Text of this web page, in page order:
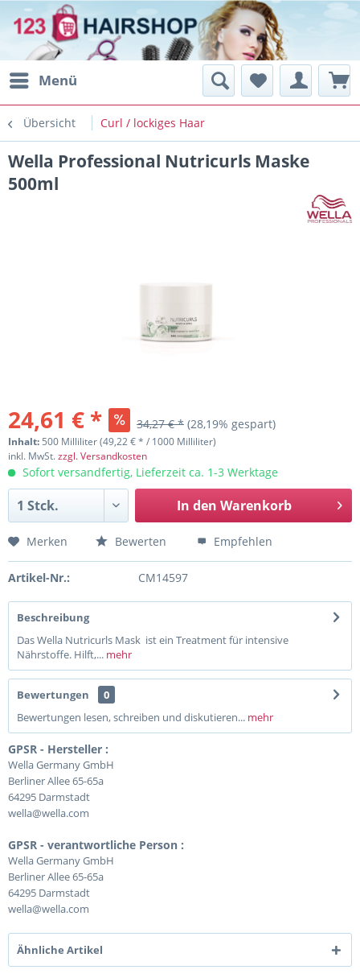
Menü
Übersicht Curl / lockiges Haar
Wella Professional Nutricurls Maske
500ml
24,61 € * 34,27 € * (28,19% gespart)
Inhalt: 500 Milliliter (49,22 € * / 1000 Milliliter)
inkl. MwSt.zzgl. Versandkosten
Sofort versandfertig, Lieferzeit ca. 1-3 Werktage
In den Warenkorb
Merken Bewerten Empfehlen
Artikel-Nr.: CM14597
Beschreibung
Das Wella Nutricurls Mask ist ein Treatment für intensive
Nährstoffe. Hilft,... mehr
Bewertungen
0
Bewertungen lesen, schreiben und diskutieren... mehr
GPSR - Hersteller :
Wella Germany GmbH
Berliner Allee 65-65a
64295 Darmstadt
wella@wella.com
GPSR - verantwortliche Person :
Wella Germany GmbH
Berliner Allee 65-65a
64295 Darmstadt
wella@wella.com
Ähnliche Artikel